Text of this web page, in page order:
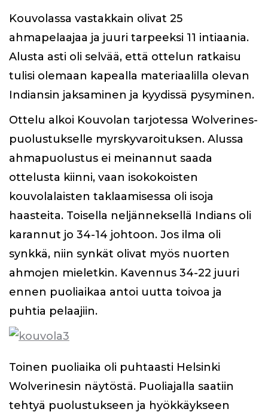
Kouvolassa vastakkain olivat 25
ahmapelaajaa ja juuri tarpeeksi 11 intiaania.
Alusta asti oli selvää, että ottelun ratkaisu
tulisi olemaan kapealla materiaalilla olevan
Indiansin jaksaminen ja kyydissä pysyminen.
Ottelu alkoi Kouvolan tarjotessa Wolverines-
puolustukselle myrskyvaroituksen. Alussa
ahmapuolustus ei meinannut saada
ottelusta kiinni, vaan isokokoisten
kouvolalaisten taklaamisessa oli isoja
haasteita. Toisella neljänneksellä Indians oli
karannut jo 34-14 johtoon. Jos ilma oli
synkkä, niin synkät olivat myös nuorten
ahmojen mieletkin. Kavennus 34-22 juuri
ennen puoliaikaa antoi uutta toivoa ja
puhtia pelaajiin.
Toinen puoliaika oli puhtaasti Helsinki
Wolverinesin näytöstä. Puoliajalla saatiin
tehtyä puolustukseen ja hyökkäykseen